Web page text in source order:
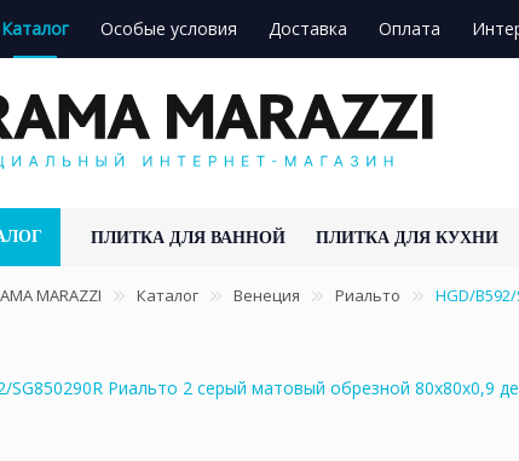
Каталог Особые условия Доставка Оплата
ПЛИТКА ДЛЯ ВАННОЙ ПЛИТКА ДЛЯ КУХНИ
MARAZZI Каталог Венеция Риальто HGD/